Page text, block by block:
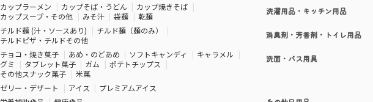
カップラーメン カップそば・うどん
カップ焼きそば
カップスープ・その他
みそ汁 袋麺
乾麺
チルド麺 (汁・ソースあり)
チルド麺（麺のみ）
チルドピザ・チルドその他
チョコ・焼き菓子 あめ・のどあめ ソフトキャンディ
キャラメル
グミ
タブレット菓子 ガム
ポテトチップス
その他スナック菓子
米菓
ゼリー・デザート アイス
プレミアムアイス
洗濯用品・キッチン用品
消臭剤・芳香剤・トイレ用品
洗面・バス用具